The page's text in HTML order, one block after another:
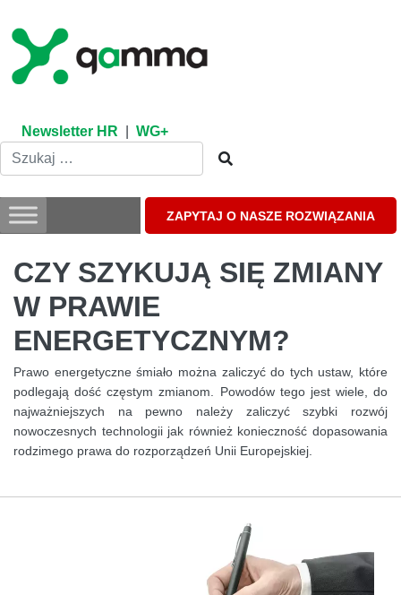
content
Newsletter HR WG+
ZAPYTAJ O NASZE ROZWIĄZANIA
CZY SZYKUJĄ SIĘ ZMIANY
W PRAWIE
ENERGETYCZNYM?
Prawo energetyczne śmiało można zaliczyć do tych ustaw, które
podlegają dość częstym zmianom. Powodów tego jest wiele, do
najważniejszych na pewno należy zaliczyć szybki rozwój
nowoczesnych technologii jak również konieczność dopasowania
rodzimego prawa do rozporządzeń Unii Europejskiej.